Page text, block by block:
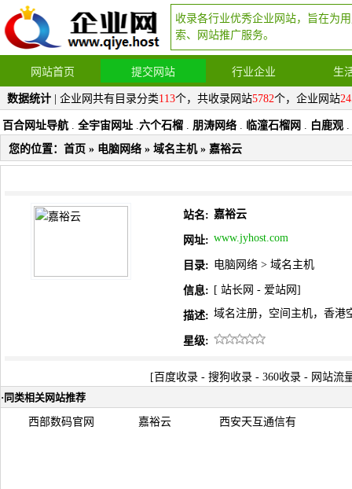
收录各行业优秀企业网站，旨在为
索、网站推广服务。
网站首页 提交网站 行业企业 生
数据统计 | 企业网共有目录分类113个，共收录网站5782个，企业网站
百合网址导航 . 全宇宙网址 .六个石榴 . 朋涛网络 . 临潼石榴网 . 白鹿观 .
您的位置： 首页 » 电脑网络 » 域名主机» 嘉裕云
站名: 嘉裕云
网址: www.jyhost.com
目录: 电脑网络 > 域名主机
信息: [ 站长网 - 爱站网 ]
描述: 域名注册，空间主机，香港
星级:
[ 百度收录 - 搜狗收录 - 360收录 - 网站流
· 同类相关网站推荐
西部数码官网 嘉裕云 西安天互通信有